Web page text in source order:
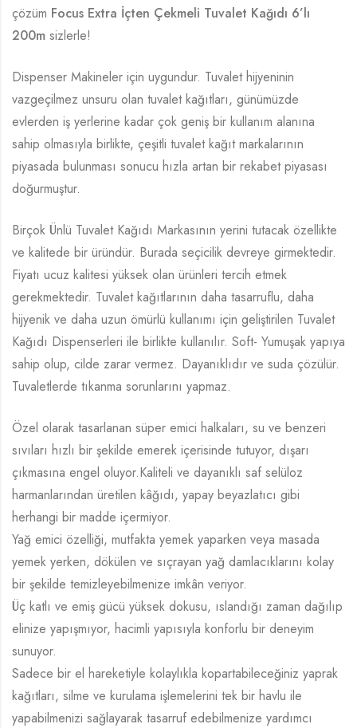
çözüm Focus Extra İçten Çekmeli Tuvalet Kağıdı 6’lı
200m sizlerle!
Dispenser Makineler için uygundur. Tuvalet hijyeninin
vazgeçilmez unsuru olan tuvalet kağıtları, günümüzde
evlerden iş yerlerine kadar çok geniş bir kullanım alanına
sahip olmasıyla birlikte, çeşitli tuvalet kağıt markalarının
piyasada bulunması sonucu hızla artan bir rekabet piyasası
doğurmuştur.
Birçok Ünlü Tuvalet Kağıdı Markasının yerini tutacak özellikte
ve kalitede bir üründür. Burada seçicilik devreye girmektedir.
Fiyatı ucuz kalitesi yüksek olan ürünleri tercih etmek
gerekmektedir. Tuvalet kağıtlarının daha tasarruflu, daha
hijyenik ve daha uzun ömürlü kullanımı için geliştirilen Tuvalet
Kağıdı Dispenserleri ile birlikte kullanılır. Soft- Yumuşak yapıya
sahip olup, cilde zarar vermez. Dayanıklıdır ve suda çözülür.
Tuvaletlerde tıkanma sorunlarını yapmaz.
Özel olarak tasarlanan süper emici halkaları, su ve benzeri
sıvıları hızlı bir şekilde emerek içerisinde tutuyor, dışarı
çıkmasına engel oluyor.Kaliteli ve dayanıklı saf selüloz
harmanlarından üretilen kâğıdı, yapay beyazlatıcı gibi
herhangi bir madde içermiyor.
Yağ emici özelliği, mutfakta yemek yaparken veya masada
yemek yerken, dökülen ve sıçrayan yağ damlacıklarını kolay
bir şekilde temizleyebilmenize imkân veriyor.
Üç katlı ve emiş gücü yüksek dokusu, ıslandığı zaman dağılıp
elinize yapışmıyor, hacimli yapısıyla konforlu bir deneyim
sunuyor.
Sadece bir el hareketiyle kolaylıkla kopartabileceğiniz yaprak
kağıtları, silme ve kurulama işlemelerini tek bir havlu ile
yapabilmenizi sağlayarak tasarruf edebilmenize yardımcı